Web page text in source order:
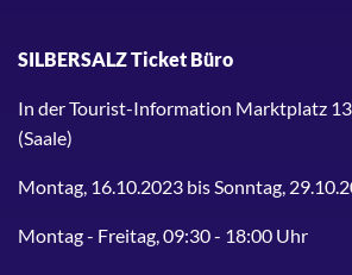
SILBERSALZ Ticket Büro
In der Tourist-Information Marktplatz
(Saale)
Montag, 16.10.2023 bis Sonntag,
Montag - Freitag, 09:30 - 18:00 Uhr